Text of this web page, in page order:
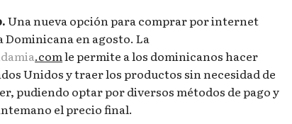
Una nueva opción para comprar por internet
Dominicana en agosto. La
.comle permite a los dominicanos hacer
Unidos y traer los productos sin necesidad de
pudiendo optar por diversos métodos de pago y
el precio final.